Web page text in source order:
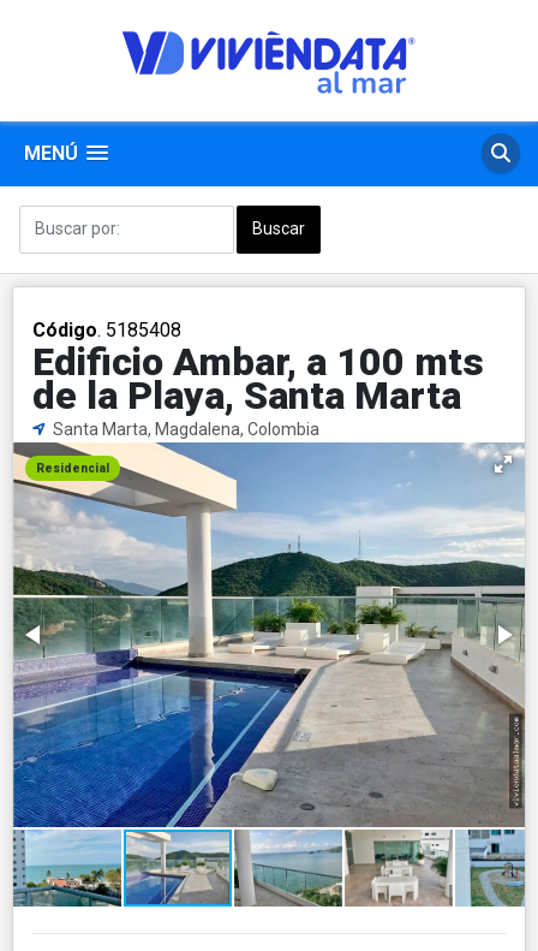
MENÚ
Código. 5185408
Edificio Ambar, a 100 mts
de la Playa, Santa Marta
Santa Marta, Magdalena, Colombia
Residencial